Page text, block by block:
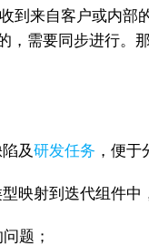
到来自客户或内
需要同步进行
及研发任务 ，便于
映射到迭代组件中
题；